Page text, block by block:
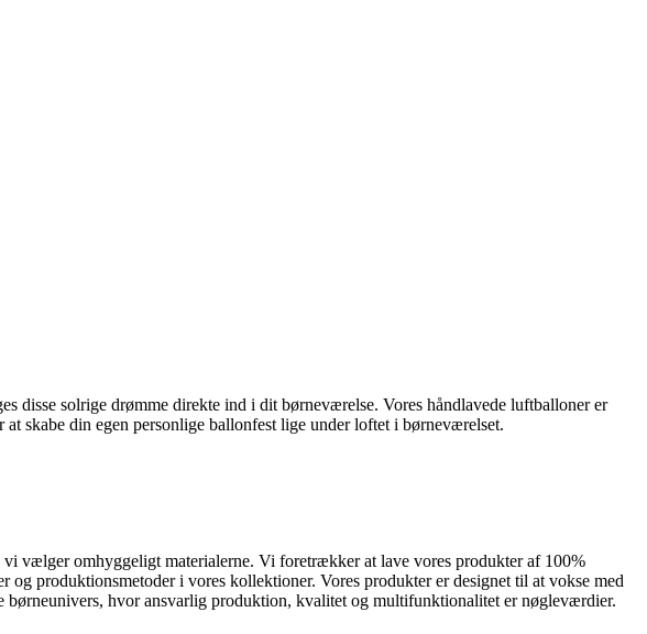
disse solrige drømme direkte ind i dit børneværelse. Vores håndlavede luftballoner er
skabe din egen personlige ballonfest lige under loftet i børneværelset.
vælger omhyggeligt materialerne. Vi foretrækker at lave vores produkter af 100%
produktionsmetoder i vores kollektioner. Vores produkter er designet til at vokse med
hvor ansvarlig produktion, kvalitet og multifunktionalitet er nøgleværdier.